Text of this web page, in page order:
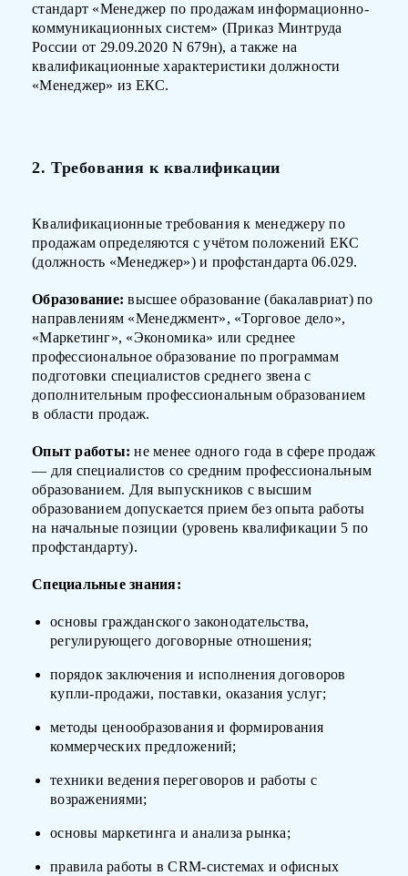
стандарт «Менеджер по продажам информационно-
коммуникационных систем» (Приказ Минтруда
России от 29.09.2020 N 679н), а также на
квалификационные характеристики должности
«Менеджер» из ЕКС.
2. Требования к квалификации
Квалификационные требования к менеджеру по
продажам определяются с учётом положений ЕКС
(должность «Менеджер») и профстандарта 06.029.
Образование: высшее образование (бакалавриат) по
направлениям «Менеджмент», «Торговое дело»,
«Маркетинг», «Экономика» или среднее
профессиональное образование по программам
подготовки специалистов среднего звена с
дополнительным профессиональным образованием
в области продаж.
Опыт работы: не менее одного года в сфере продаж
— для специалистов со средним профессиональным
образованием. Для выпускников с высшим
образованием допускается прием без опыта работы
на начальные позиции (уровень квалификации 5 по
профстандарту).
Специальные знания:
основы гражданского законодательства,
регулирующего договорные отношения;
порядок заключения и исполнения договоров
купли-продажи, поставки, оказания услуг;
методы ценообразования и формирования
коммерческих предложений;
техники ведения переговоров и работы с
возражениями;
основы маркетинга и анализа рынка;
правила работы в CRM-системах и офисных